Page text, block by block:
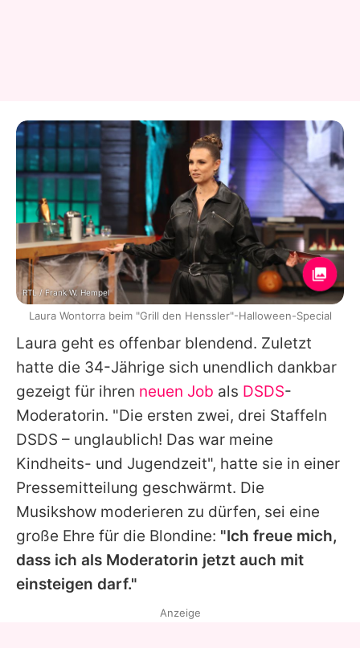
Laura geht es offenbar blendend. Zuletzt
hatte die 34-Jährige sich unendlich dankbar
gezeigt für ihren neuen Job als DSDS-
Moderatorin. "Die ersten zwei, drei Staffeln
DSDS – unglaublich! Das war meine
Kindheits- und Jugendzeit", hatte sie in einer
Pressemitteilung geschwärmt. Die
Musikshow moderieren zu dürfen, sei eine
große Ehre für die Blondine: "Ich freue mich,
dass ich als Moderatorin jetzt auch mit
einsteigen darf."
RTL / Frank W. Hempel
Laura Wontorra beim "Grill den Henssler"-Halloween-Special
Anzeige